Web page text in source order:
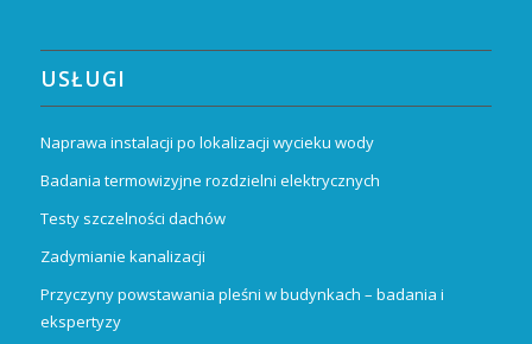
USŁUGI
Naprawa instalacji po lokalizacji wycieku wody
Badania termowizyjne rozdzielni elektrycznych
Testy szczelności dachów
Zadymianie kanalizacji
Przyczyny powstawania pleśni w budynkach – badania i
ekspertyzy